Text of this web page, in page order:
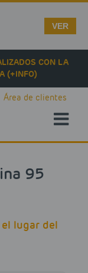
CON LA
(+INFO)
Área de clientes
95
lugar del
VER